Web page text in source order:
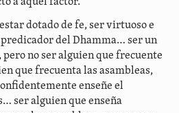
dotado de fe, ser virtuoso e
del Dhamma… ser un
no ser alguien que frecuente
que frecuenta las asambleas,
enseñe el
ser alguien que enseña